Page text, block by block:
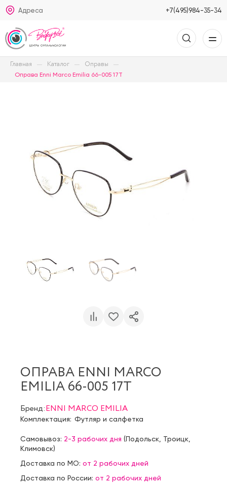
Адреса +7(495)984-35-34
Главная Каталог Оправы
Оправа Enni Marco Emilia 66-005 17T
ОПРАВА ENNI MARCO
EMILIA 66-005 17T
Бренд:ENNI MARCO EMILIA
Комплектация: Футляр и салфетка
Самовывоз: 2-3 рабочих дня (Подольск Троицк
Климовск)
Доставка по МО: от 2 рабочих дней
Доставка по России: от 2 рабочих дней